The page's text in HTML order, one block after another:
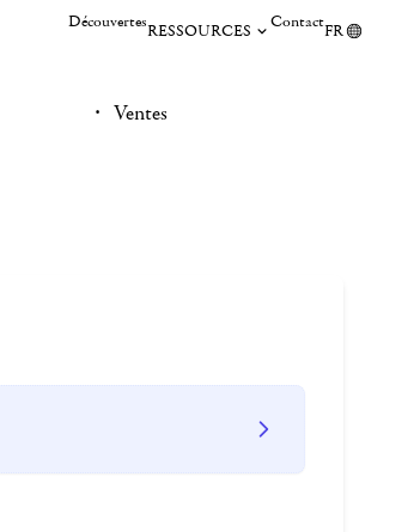
DécouvertesRESSOURCES ContactFR
Ventes